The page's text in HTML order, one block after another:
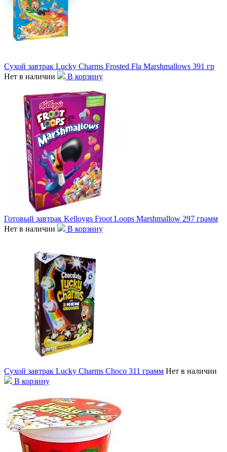
Сухой завтрак Lucky Charms Frosted Fla Marshmallows 391 гр
Нет в наличии
В корзину
Готовый завтрак Kelloygs Froot Loops Marshmallow 297 грамм
Нет в наличии
В корзину
Сухой завтрак Lucky Charms Choco 311 грамм Нет в наличии
В корзину